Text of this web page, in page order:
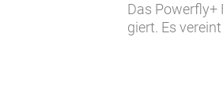
Das Powerfly+
giert. Es